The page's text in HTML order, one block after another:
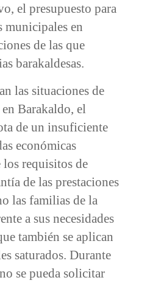
el presupuesto para
municipales en
de las que
barakaldesas.
las situaciones de
Barakaldo, el
de un insuficiente
económicas
los requisitos de
de las prestaciones
las familias de la
a sus necesidades
también se aplican
saturados. Durante
se pueda solicitar